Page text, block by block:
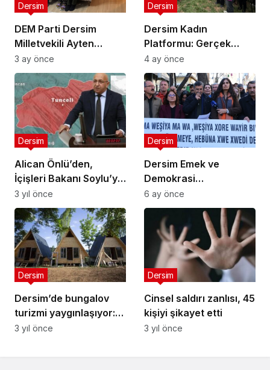
DEM Parti Dersim
Milletvekili Ayten
Kordu’dan Adalet
Bakanı’na Onur Sefer
Dosyası İçin Soru
Önergesi
Dersim
3 ay önce
Dersim Kadın
Platformu: Gerçek
adalet istiyoruz
Dersim
4 ay önce
Alican Önlü’den,
İçişleri Bakanı Soylu’ya
13 soru: Dersim,
depreme hazır mı?
Dersim
3 yıl önce
Dersim Emek ve
Demokrasi
Platformu’ndan Anadili
Vurgusu: “Barış ve
Özgürlük Anadille
Mümkün”
Dersim
6 ay önce
Dersim’de bungalov
turizmi yaygınlaşıyor:
Herkes huzurun
Dersim
3 yıl önce
Cinsel saldırı zanlısı, 45
kişiyi şikayet etti
Dersim
3 yıl önce